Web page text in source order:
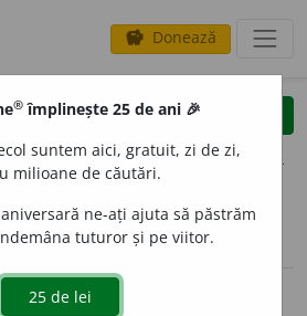
savings Donează
clear
opțiuni
® împlinește 25 de ani 🎉
suntem aici, gratuit, zi de zi,
milioane de căutări.
ne-ați ajuta să păstrăm
tuturor și pe viitor.